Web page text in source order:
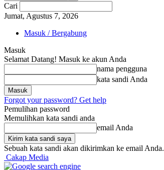
Cari
Jumat, Agustus 7, 2026
Masuk / Bergabung
Masuk
Selamat Datang! Masuk ke akun Anda
nama pengguna
kata sandi Anda
Forgot your password? Get help
Pemulihan password
Memulihkan kata sandi anda
email Anda
Sebuah kata sandi akan dikirimkan ke email Anda.
Cakap Media